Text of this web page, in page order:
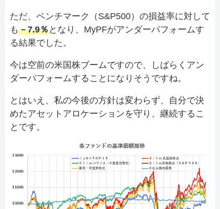
ただ、ベンチマーク（S&P500）の損益率に対して
も－7.9％となり、MyPFがアンダーパフォームす
る結果でした。
今は空前の米国株ブームですので、しばらくアン
ダーパフォームすることになりそうですね。
とはいえ、私の今後の方針は変わらず、自分で決
めたアセットアロケーションを守り、継続するこ
とです。